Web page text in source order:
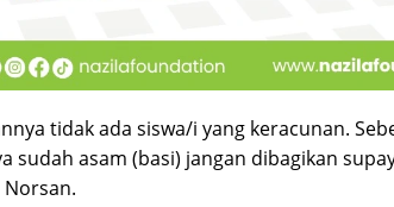
tidak ada siswa/i yang keracunan.
sudah asam (basi) jangan dibagikan
Norsan.